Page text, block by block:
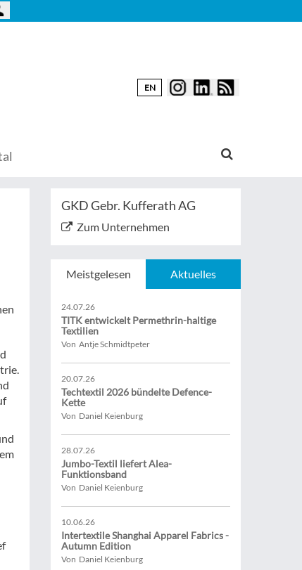
EN
GKD Gebr. Kufferath AG
Zum Unternehmen
Meistgelesen Aktuelles
24.07.26
TITK entwickelt Permethrin-haltige
Textilien
Von Antje Schmidtpeter
20.07.26
Techtextil 2026 bündelte Defence-
Kette
Von Daniel Keienburg
28.07.26
Jumbo-Textil liefert Alea-
Funktionsband
Von Daniel Keienburg
10.06.26
Intertextile Shanghai Apparel Fabrics -
Autumn Edition
Von Daniel Keienburg